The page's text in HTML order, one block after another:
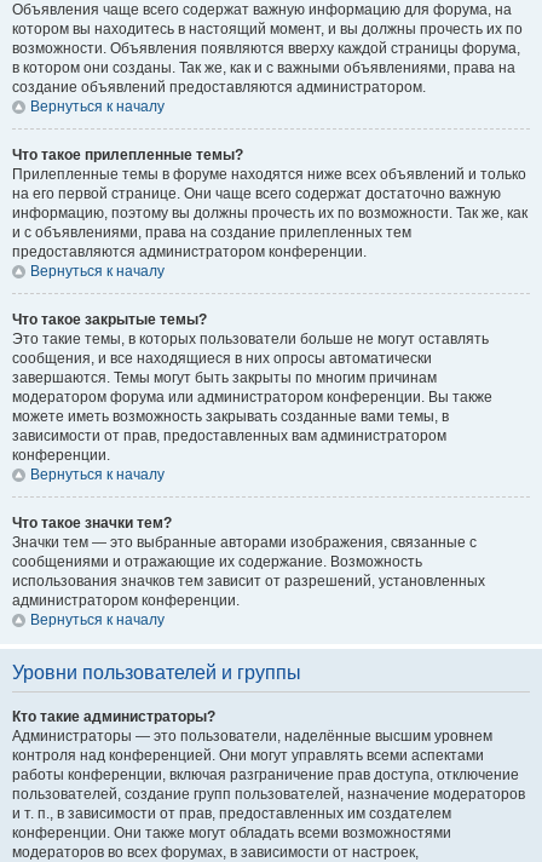
Объявления чаще всего содержат важную информацию для форума, на
котором вы находитесь в настоящий момент, и вы должны прочесть их по
возможности. Объявления появляются вверху каждой страницы форума,
в котором они созданы. Так же, как и с важными объявлениями, права на
создание объявлений предоставляются администратором.
Вернуться к началу
Что такое прилепленные темы?
Прилепленные темы в форуме находятся ниже всех объявлений и только
на его первой странице. Они чаще всего содержат достаточно важную
информацию, поэтому вы должны прочесть их по возможности. Так же, как
и с объявлениями, права на создание прилепленных тем
предоставляются администратором конференции.
Вернуться к началу
Что такое закрытые темы?
Это такие темы, в которых пользователи больше не могут оставлять
сообщения, и все находящиеся в них опросы автоматически
завершаются. Темы могут быть закрыты по многим причинам
модератором форума или администратором конференции. Вы также
можете иметь возможность закрывать созданные вами темы, в
зависимости от прав, предоставленных вам администратором
конференции.
Вернуться к началу
Что такое значки тем?
Значки тем — это выбранные авторами изображения, связанные с
сообщениями и отражающие их содержание. Возможность
использования значков тем зависит от разрешений, установленных
администратором конференции.
Вернуться к началу
Уровни пользователей и группы
Кто такие администраторы?
Администраторы — это пользователи, наделённые высшим уровнем
контроля над конференцией. Они могут управлять всеми аспектами
работы конференции, включая разграничение прав доступа, отключение
пользователей, создание групп пользователей, назначение модераторов
и т. п., в зависимости от прав, предоставленных им создателем
конференции. Они также могут обладать всеми возможностями
модераторов во всех форумах, в зависимости от настроек,